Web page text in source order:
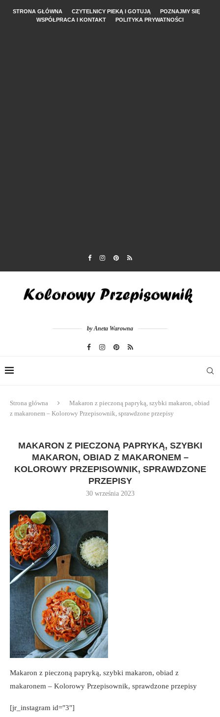
STRONA GŁÓWNA CZYTELNICY PIEKĄ I GOTUJĄ
POZNAJMY SIĘ
WSPÓŁPRACA I KONTAKT
POLITYKA PRYWATNOŚCI
by Aneta Warowna
Strona główna
Makaron z pieczoną papryką, szybki makaron, obiad
z makaronem – Kolorowy Przepisownik, sprawdzone przepisy
MAKARON Z PIECZONĄ PAPRYKĄ, SZYBKI
MAKARON, OBIAD Z MAKARONEM –
KOLOROWY PRZEPISOWNIK, SPRAWDZONE
PRZEPISY
30 września 2023
Makaron z pieczoną papryką, szybki makaron, obiad z
makaronem – Kolorowy Przepisownik, sprawdzone przepisy
[jr_instagram id="3"]